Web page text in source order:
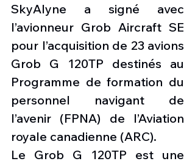
SkyAlyne a signé avec
l’avionneur Grob Aircraft SE
pour l’acquisition de 23 avions
Grob G 120TP destinés au
Programme de formation du
personnel navigant de
l’avenir (FPNA) de l’Aviation
royale canadienne (ARC).
Le Grob G 120TP est une